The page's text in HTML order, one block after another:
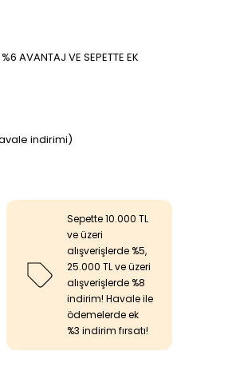
AVANTAJ VE SEPETTE EK
indirimi)
Sepette 10.000 TL
ve üzeri
alışverişlerde %5,
25.000 TL ve üzeri
alışverişlerde %8
indirim! Havale ile
ödemelerde ek
%3 indirim fırsatı!